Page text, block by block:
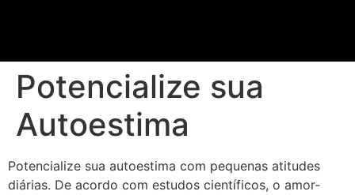
Potencialize sua
Autoestima
Potencialize sua autoestima com pequenas atitudes
diárias. De acordo com estudos científicos, o amor-